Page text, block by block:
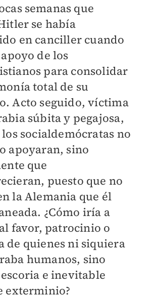
semanas que
se había
en canciller cuando
de los
para consolidar
total de su
Acto seguido, víctima
súbita y pegajosa,
socialdemócratas no
apoyaran, sino
que
puesto que no
la Alemania que él
¿Cómo iría a
favor, patrocinio o
de quienes ni siquiera
humanos, sino
e inevitable
exterminio?